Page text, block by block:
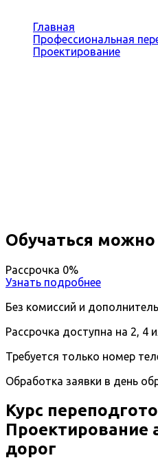
Главная
Профессиональная
Проектирование
Обучаться можно
Рассрочка 0%
Узнать подробнее
Без комиссий и
Рассрочка доступна на 2, 4
Требуется только номер
Обработка заявки в день
Курс
Проектирование
дорог